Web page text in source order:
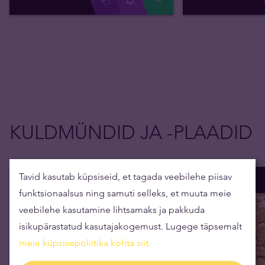
KULDMÜNDID JA -PLAADID
Tavid kasutab küpsiseid, et tagada veebilehe piisav
funktsionaalsus ning samuti selleks, et muuta meie
veebilehe kasutamine lihtsamaks ja pakkuda
isikupärastatud kasutajakogemust. Lugege täpsemalt
meie küpsisepoliitika kohta siit.